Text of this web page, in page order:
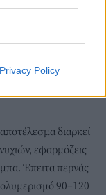
Privacy Policy
διαρκεί
εφαρμόζεις
Έπειτα περνάς
90–120